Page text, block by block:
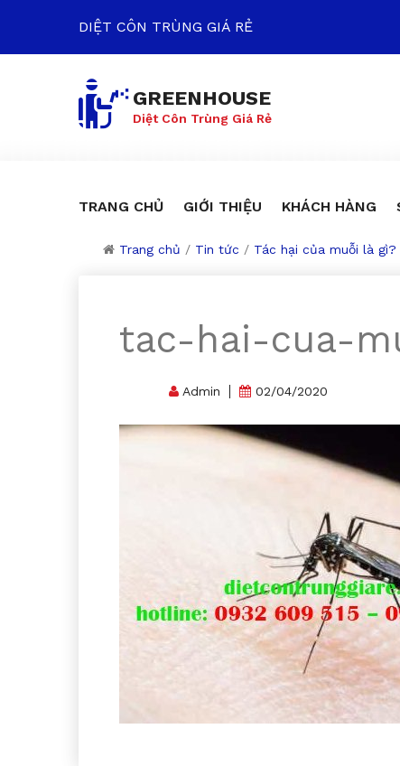
DIỆT CÔN TRÙNG GIÁ RẺ
GREENHOUSE
Diệt Côn Trùng Giá Rẻ
TRANG CHỦ GIỚI THIỆU KHÁCH HÀNG
Trang chủ / Tin tức / Tác hại của muỗi là gì?
tac-hai-cua-
Admin 02/04/2020